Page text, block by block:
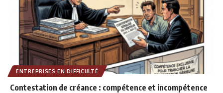
ENTREPRISES EN DIFFICULTÉ
Contestation de créance : compétence et incompétence